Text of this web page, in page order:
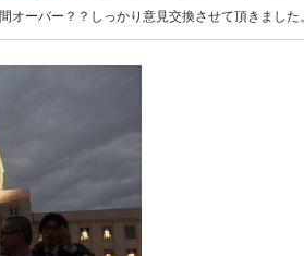
オーバー？？しっかり意見交換させて頂きました